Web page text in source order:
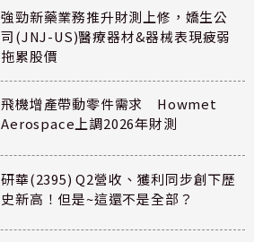
強勁新藥業務推升財測上修，嬌生公
司(JNJ-US)醫療器材&器械表現疲弱
拖累股價
飛機增產帶動零件需求 Howmet
Aerospace上調2026年財測
研華(2395) Q2營收、獲利同步創下歷
史新高！但是~這還不是全部？